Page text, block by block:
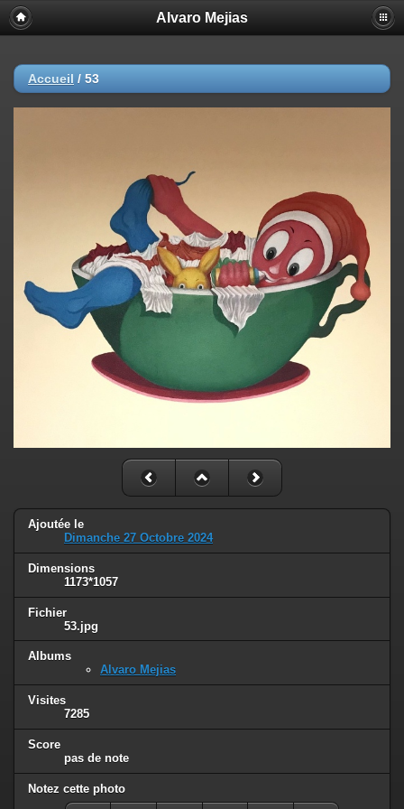
Alvaro Mejias
Accueil / 53
Ajoutée le
Dimanche 27 Octobre 2024
Dimensions
1173*1057
Fichier
53.jpg
Albums
Alvaro Mejias
Visites
7285
Score
pas de note
Notez cette photo